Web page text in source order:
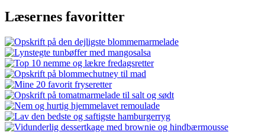
Læsernes favoritter